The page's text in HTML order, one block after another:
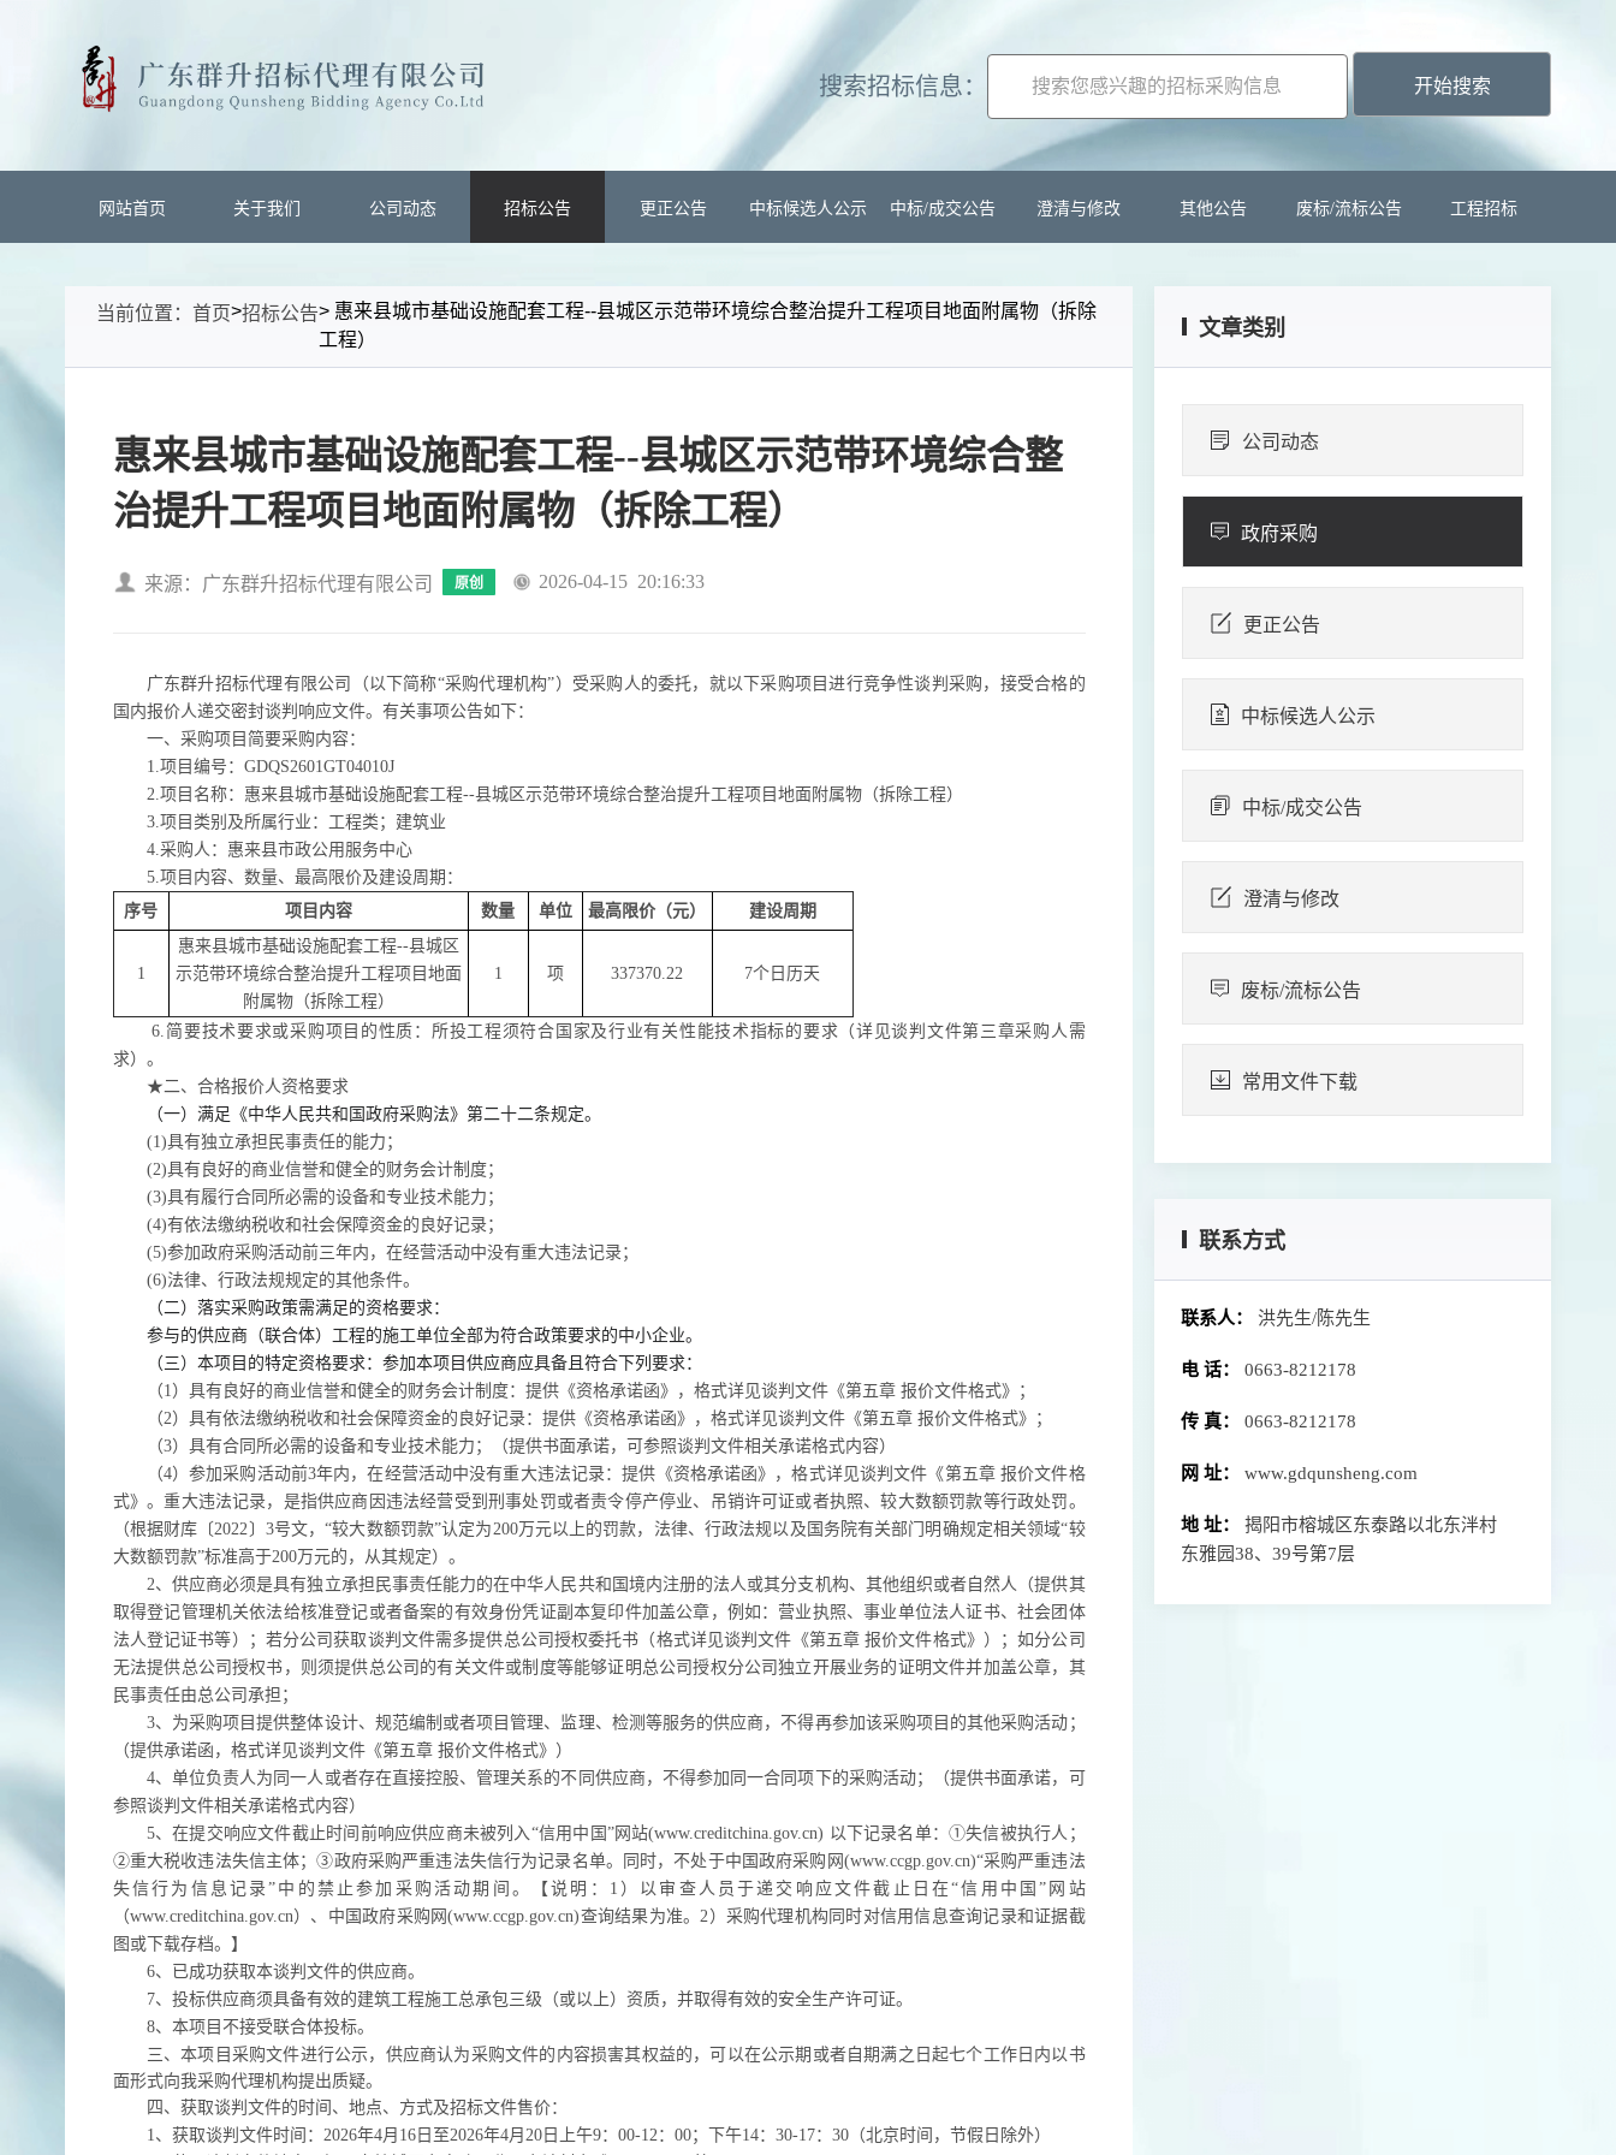
搜索招标信息： 开始搜索
网站首页 关于我们 公司动态 招标公告 更正公告 中标候选人公示 中标/成交公告 澄清与修改 其他公告 废标/流标公告 工程招标
当前位置： 首页>招标公告> 惠来县城市基础设施配套工程--县城区示范带环境综合整治提升工程项目地面附属物（拆除
工程）
惠来县城市基础设施配套工程--县城区示范带环境综合整
治提升工程项目地面附属物（拆除工程）
来源：广东群升招标代理有限公司 原创 2026-04-15 20:16:33
广东群升招标代理有限公司 （以下简称“采购代理机构”）受采购人 的委托，就以下采购项目进行竞争性谈判采购，接受合格的
国内报价人递交密封谈判响应文件。有关事项公告如下：
一、采购项目简要采购内容：
1.项目编号： GDQS2601GT04010J
2.项目名称： 惠来县城市基础设施配套工程--县城区示范带环境综合整治提升工程项目地面附属物（拆除工程）
3.项目类别 及所属行业 ：工程类 ； 建筑业
4. 采购人 ： 惠来县市政公用服务中心
5.项目内容、数量、 最高限价及建设周期 ：
序号
项目内容 数量 单位 最高限价 （元） 建设周期
1
惠来县城市基础设施配套工程--县城区
示范带环境综合整治提升工程项目地面
附属物（拆除工程）
1 项 337370.22 7个日历天
6.简要技术要求或采购项目的性质：所投工程须符合国家及行业有关性能技术指标的要求（详见谈判文件第三章采购人 需
求）。
★ 二、合格报价人资格要求
（一） 满足《中华人民共和国政府采购法》第二十二条规定。
(1)具有独立承担民事责任的能力；
(2)具有良好的商业信誉和健全的财务会计制度；
(3)具有履行合同所必需的设备和专业技术能力；
(4)有依法缴纳税收和社会保障资金的良好记录；
(5)参加政府采购活动前三年内，在经营活动中没有重大违法记录；
(6)法律、行政法规规定的其他条件。
（二）落实采购政策需满足的资格要求：
参与的供应商（联合体）工程的施工单位全部为符合政策要求的中小企业。
（三） 本项目的特定资格要求：参加本项目供应商应具备且符合下列要求：
（1） 具有良好的商业信誉和健全的财务会计制度： 提供《资格承诺函》，格式详见谈判 文件《第五章 报价文件格式》；
（2）具有依法缴纳税收和社会保障资金的良好记录： 提供《资格承诺函》，格式详见谈判 文件《第五章 报价文件格式》；
（3）具有合同所必需的设备和专业技术能力；（提供书面承诺，可参照谈判 文件相关承诺格式内容）
（4）参加采购活动前3年内，在经营活动中没有重大违法记录：提供《资格承诺函》，格式详见谈判文件《第五章 报价文件格
式》。重大违法记录，是指供应商因违法经营受到刑事处罚或者责令停产停业、吊销许可证或者执照、较大数额罚款等行政处罚。
（根据财库〔2022〕3号文，“较大数额罚款”认定为200万元以上的罚款，法律、行政法规以及国务院有关部门明确规定相关领域“较
大数额罚款”标准高于200万元的，从其规定）。
2、供应商必须是具有独立承担民事责任能力的在中华人民共和国境内注册的法人或其分支机构、其他组织或者自然人（提供其
取得登记管理机关依法给核准登记或者备案的有效身份凭证副本复印件加盖公章，例如：营业执照、事业单位法人证书、社会团体
法人登记证书等）；若分公司获取谈判文件需多提供总公司授权委托书（格式详见谈判文件《第五章 报价文件格式》）；如分公司
无法提供总公司授权书，则须提供总公司的有关文件或制度等能够证明总公司授权分公司独立开展业务的证明文件并加盖公章，其
民事责任由总公司承担；
3、为采购项目提供整体设计、规范编制或者项目管理、监理、检测等服务的供应商，不得再参加该采购项目的其他采购活动；
（提供承诺函，格式详见谈判文件《第五章 报价文件格式》）
4、单位负责人为同一人或者存在直接控股、管理关系的不同供应商，不得参加同一合同项下的采购活动；
（提供书面承诺，可
参照谈判 文件相关承诺格式内容）
5、在提交响应文件截止时间前响应供应商未被列入“信用中国”网站(www.creditchina.gov.cn) 以下记录名单：①失信被执行人；
②重大税收违法失信主体；③政府采购严重违法失信行为记录名单。同时，不处于中国政府采购网(www.ccgp.gov.cn)“采购严重违法
失信行为信息记录”中的禁止参加采购活动期间。【说明：1）
以审查人员于递交响应文件截止日在“信用中国”网站
（www.creditchina.gov.cn）、中国政府采购网(www.ccgp.gov.cn)查询结果为准。2）采购代理机构同时对信用信息查询记录和证据截
图或下载存档。】
6、已成功获取本谈判文件的供应商。
7、 投标供应商须具备有效的建筑工程施工总承包三级（或以上）资质，并取得有效的安全生产许可证。
8、本项目不接受联合体投标。
三、本项目采购文件进行公示，供应商认为采购文件的内容损害其权益的，可以在公示期或者自期满之日起七个工作日内以书
面形式向我采购代理机构提出质疑。
四、获取谈判 文件的时间、地点、方式及招标文件售价：
1、获取谈判 文件时间： 2026年4月 16日至2026年4月 20日 上午9：00-12 ： 00；下午14：30-17： 30（北京时间，节假日除外）
文章类别
公司动态
政府采购
更正公告
中标候选人公示
中标/成交公告
澄清与修改
废标/流标公告
常用文件下载
联系方式
联系人： 洪先生/陈先生
电 话：0663-8212178
传 真：0663-8212178
网 址：www.gdqunsheng.com
地 址：揭阳市榕城区东泰路以北东泮村
东雅园38、39号第7层